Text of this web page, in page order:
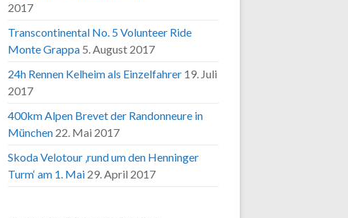
2017
Transcontinental No. 5 Volunteer Ride
Monte Grappa 5. August 2017
24h Rennen Kelheim als Einzelfahrer 19. Juli
2017
400km Alpen Brevet der Randonneure in
München 22. Mai 2017
Skoda Velotour ‚rund um den Henninger
Turm‘ am 1. Mai 29. April 2017